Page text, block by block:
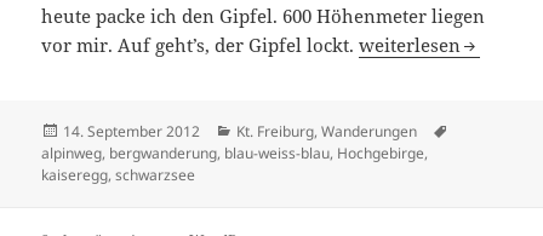
heute packe ich den Gipfel. 600 Höhenmeter liegen
vor mir. Auf geht’s, der Gipfel lockt.Kaiseregg – so weit
weiterlesen
Veröffentlicht
am
14. September 2012 Kategorien
Kt. Freiburg,Wanderungen
alpinweg, bergwanderung, blau-weiss-blau, Hochgebirge,
kaiseregg,schwarzsee